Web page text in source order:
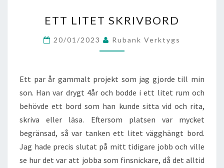
LITET
SKRIVBORD
ETT LITET SKRIVBORD
20/01/2023 Rubank Verktygs
Ett par år gammalt projekt som jag gjorde till min
son. Han var drygt 4år och bodde i ett litet rum och
behövde ett bord som han kunde sitta vid och rita,
skriva eller läsa. Eftersom platsen var mycket
begränsad, så var tanken ett litet vägghängt bord.
Jag hade precis slutat på mitt tidigare jobb och ville
se hur det var att jobba som finsnickare, då det alltid